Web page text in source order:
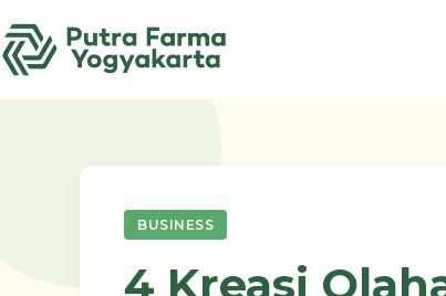
to
content
BUSINESS
4 Kreasi